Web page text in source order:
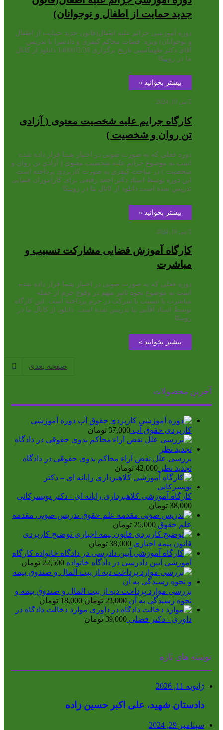
جدید حمایت از اطفال و نوجوانان)
دوره آموزشی جرائم علیه اطفال(قانون جدید حمایت از اطفال
و نوجوانان) ویژه: قضات محاکم کیفری و دادسرا با تدریس:
آقای دکتر طهماسبی تاریخ برگزاری 1400/02/28 دانلود از کانال
ما در روبیکا
بیشتر بخوانید »
می 19, 2024
کارگاه جرایم علیه شخصیت معنوی ( آزادی
تن روان و شخصیت )
دوره فعلی که به صورت صوتی در اختیار شما قرار داده شده
است به موضوع جرایم علیه شخصیت معنوی ( آزادی تن روان و
شخصیت ) در مباحث کیفری به صورت کاربردی پرداخته است
این دوره توسط استاد دکتر احمد رفیعی برای کارآموزان قضایی
تدریس شده است دانلود از کانال ما در روبیکا
بیشتر بخوانید »
می 18, 2024
کارگاه آموزش قضایی مشارکت تسبیب و
مباشرت
دوره فعلی که به صورت صوتی در اختیار شما قرار داده شده
است به موضوع نحوه تاثیر متهم در وقوع جرم از جمله
مباشرت یا تسبیب یا شرکت در جرم پرداخته است. این کارگاه
توسط استاد آقایی نیا تدریس شده است. دانلود از کانال ما در
روبیکا
بیشتر بخوانید »
صفحه بعدی
آخرین محصولات
دوره آموزشی
کاربردی حقوق آب 37,000 تومان
بررسی علل نقض آراء محاکم بدوی حقوقی در دادگاه
تجدید نظر 42,000 تومان
کارگاه آموزشی کلاهبرداری رایانه ای - دکتر تویسرکانی
38,000 تومان
تدریس صوتی مقدمه
علم حقوق 25,000 تومان
توضیح کاربردی
قانون بیمه اجباری 38,000 تومان
کارگاه
آموزشی آیین دادرسی در دادگاه خانواده 22,500 تومان
بررسی موارد پرداخت دیه از بیت المال و صندوق بیمه و
نحوه رسیدگی به آن
23,000 تومانقیمت
اصلی
18,000 تومانقیمت
فعلی
موارد دخالت دادگاه در
داوری - دکتر فضلی 39,000 تومان
نوشته های تازه
ژانویه 11, 2026
دادستان شهید، علی اکبر حسین زاده
سپتامبر 29, 2024